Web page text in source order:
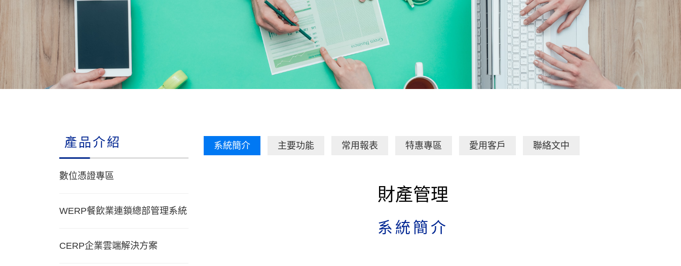
產品介紹
數位憑證專區
WERP餐飲業連鎖總部管理系統
CERP企業雲端解決方案
系統簡介 主要功能 常用報表 特惠專區 愛用客戶 聯絡文中
財產管理
系統簡介